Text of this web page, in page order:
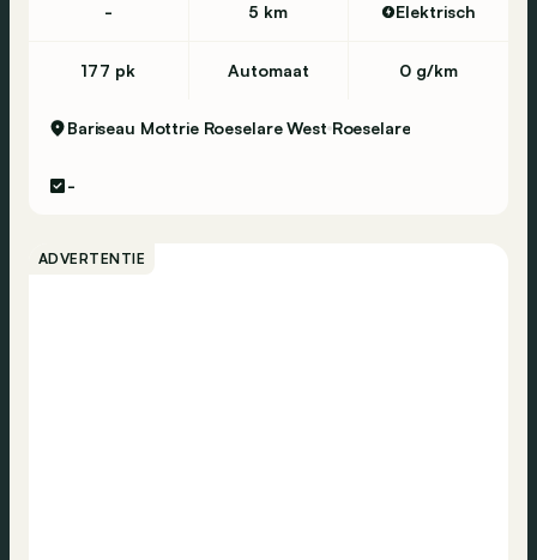
- 5 km Elektrisch
177 pk Automaat 0 g/km
Bariseau Mottrie Roeselare West Roeselare
-
ADVERTENTIE